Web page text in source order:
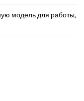
модель для работы,